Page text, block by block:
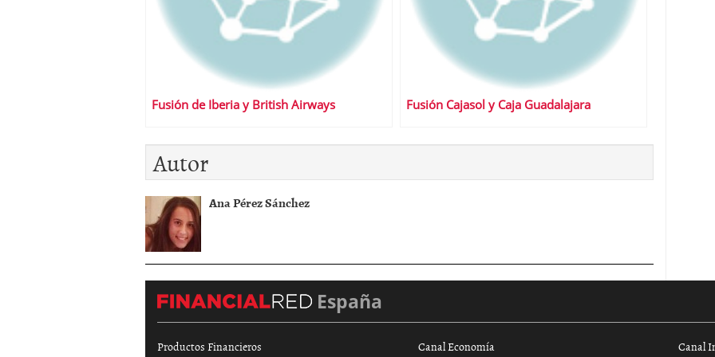
Fusión de Iberia y British Airways Fusión Cajasol y Caja Guadalajara
Autor
Ana Pérez Sánchez
España
Productos Financieros Canal Economía Canal